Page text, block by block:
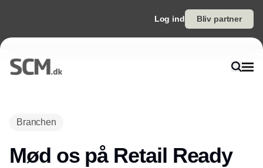
Log ind Bliv partner
Branchen
Mød os på Retail Ready